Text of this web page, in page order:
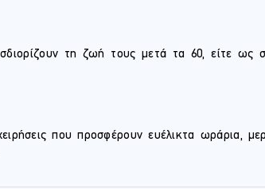
τη ζωή τους μετά τα 60, είτε ως
που προσφέρουν ευέλικτα ωράρια,